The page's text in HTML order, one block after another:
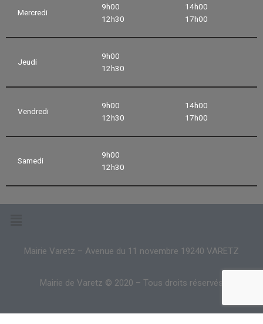
Mercredi
9h00
12h30
14h00
17h00
Jeudi
9h00
12h30
Vendredi
9h00
12h30
14h00
17h00
Samedi
9h00
12h30
Mairie Varetz – Avenue du 11 novembre 19240 VARETZ
Mairie de Varetz © 2020 – Tous droits réservés